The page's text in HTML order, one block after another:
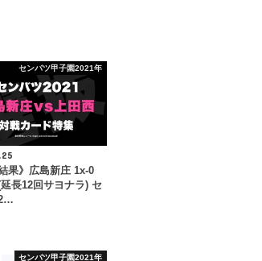
センバツ甲子園2021年
果》広島新庄 1x-0
長12回サヨナラ) セ
センバツ甲子園2021年